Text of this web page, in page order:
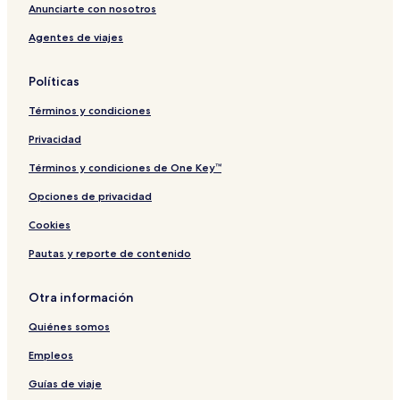
Anunciarte con nosotros
Agentes de viajes
Políticas
Términos y condiciones
Privacidad
Términos y condiciones de One Key™
Opciones de privacidad
Cookies
Pautas y reporte de contenido
Otra información
Quiénes somos
Empleos
Guías de viaje